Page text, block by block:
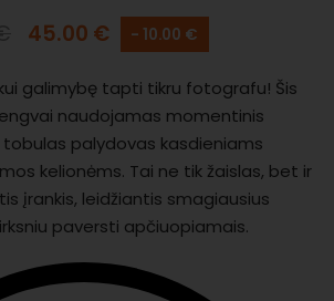
45.00 € - 10.00 €
galimybę tapti tikru fotografu! Šis
naudojamas momentinis
palydovas kasdieniams
kelionėms. Tai ne tik žaislas, bet ir
įrankis, leidžiantis smagiausius
paversti apčiuopiamais.